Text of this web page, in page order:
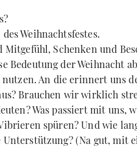
Weihnachtsfestes.
Mitgefühl, Schenken und
Bedeutung der Weihnacht
An die erinnert uns
Brauchen wir wirklich
Was passiert mit uns,
spüren? Und wie
(Na gut, mit